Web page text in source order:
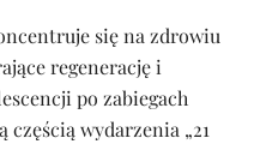
się na zdrowiu
regenerację i
po zabiegach
wydarzenia „21